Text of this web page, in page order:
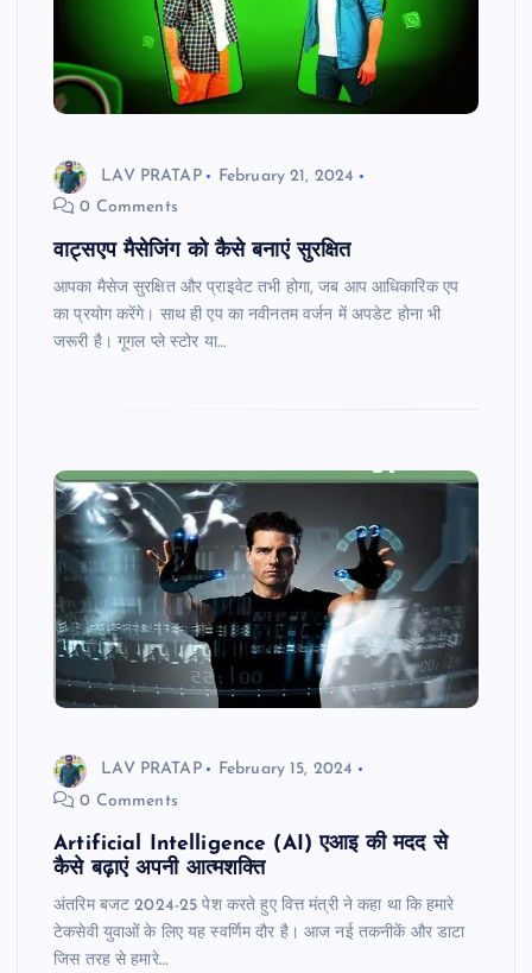
LAV PRATAP
February 21, 2024
0 Comments
वाट्सएप मैसेजिंग को कैसे बनाएं सुरक्षित
आपका मैसेज सुरक्षित और प्राइवेट तभी होगा, जब आप आधिकारिक एप
का प्रयोग करेंगे। साथ ही एप का नवीनतम वर्जन में अपडेट होना भी
जरूरी है। गूगल प्ले स्टोर या…
LAV PRATAP
February 15, 2024
0 Comments
Artificial Intelligence (AI) एआइ की मदद से
कैसे बढ़ाएं अपनी आत्मशक्ति
अंतरिम बजट 2024-25 पेश करते हुए वित्त मंत्री ने कहा था कि हमारे
टेकसेवी युवाओं के लिए यह स्वर्णिम दौर है। आज नई तकनीकें और डाटा
जिस तरह से हमारे…